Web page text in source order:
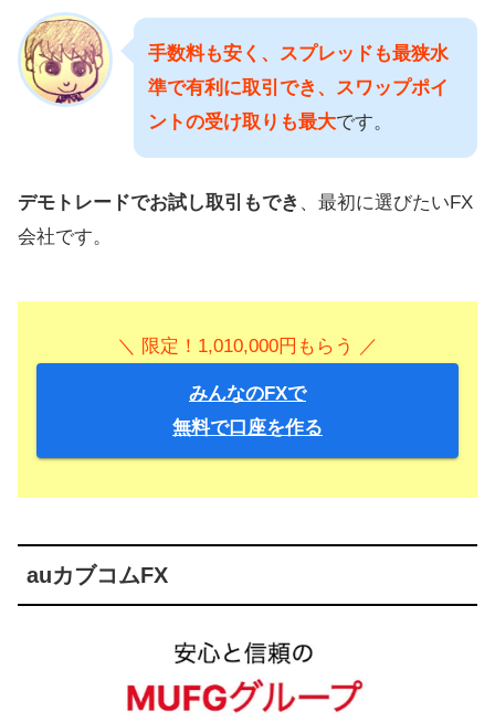
手数料も安く、スプレッドも最狭水
準で有利に取引でき、スワップポイ
ントの受け取りも最大です。
デモトレードでお試し取引もでき 、最初に選びたいFX
会社です。
＼ 限定！1,010,000円もらう ／
みんなのFXで
無料で口座を作る
auカブコムFX